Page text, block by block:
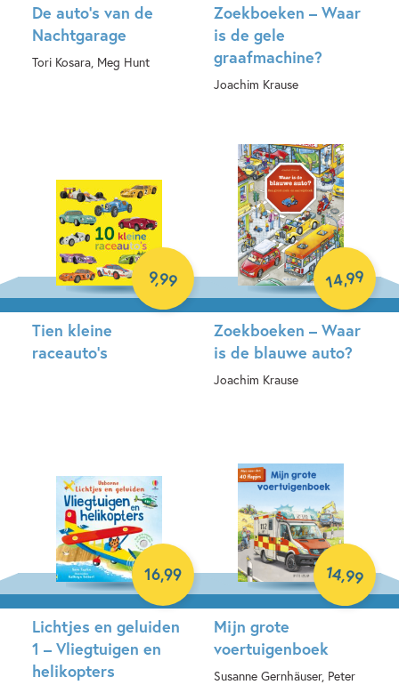
De auto’s van de
Nachtgarage
Tori Kosara, Meg Hunt
Zoekboeken – Waar
is de gele
graafmachine?
Joachim Krause
Tien kleine
raceauto’s
9,99
Zoekboeken – Waar
is de blauwe auto?
Joachim Krause
14,99
Lichtjes en geluiden
1 – Vliegtuigen en
helikopters
16,99
Mijn grote
voertuigenboek
Susanne Gernhäuser, Peter
14,99